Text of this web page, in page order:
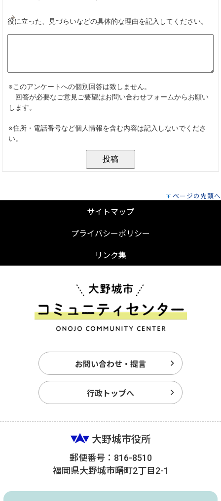
ページの先頭へ
サイトマップ
プライバシーポリシー
リンク集
お問い合わせ・提言
行政トップへ
大野城市役所
郵便番号：816-8510
福岡県大野城市曙町2丁目2-1